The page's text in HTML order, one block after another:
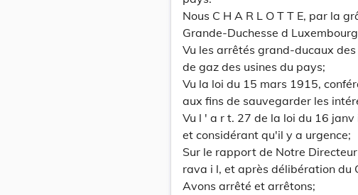
Nous C H A R L O T T E, par la
Grande-Duchesse d
Vu les arrêtés grand-ducaux
de gaz des usines du pays;
Vu la loi du 15 mars 1915,
aux fins de sauvegarder les
Vu l ' a r t. 27 de la loi du 16
et considérant qu'il y a urgence;
Sur le rapport de Notre
rava i l, et après délibération du
Avons arrêté et arrêtons;